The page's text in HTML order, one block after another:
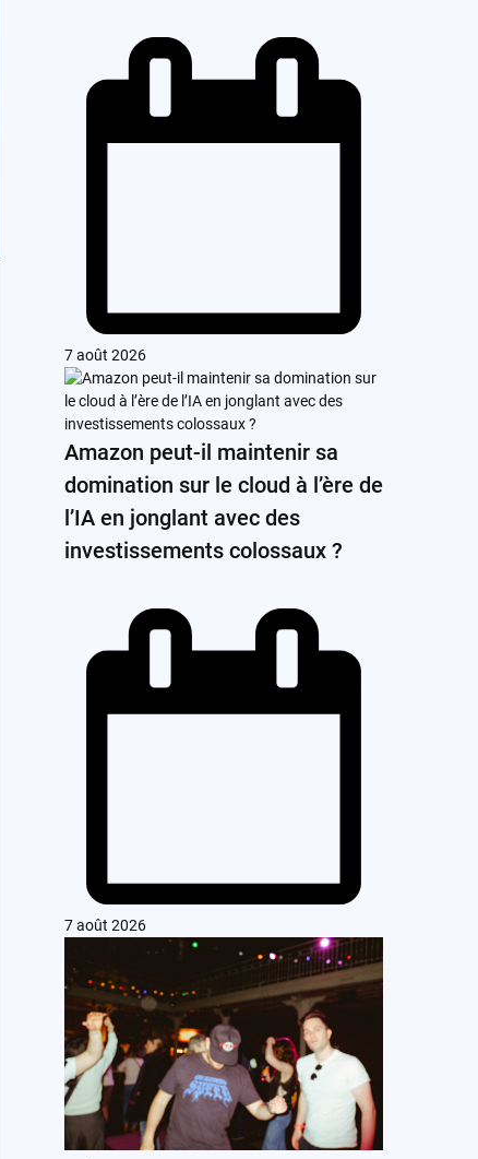
7 août 2026
Amazon peut-il maintenir sa
domination sur le cloud à l’ère de
l’IA en jonglant avec des
investissements colossaux ?
7 août 2026